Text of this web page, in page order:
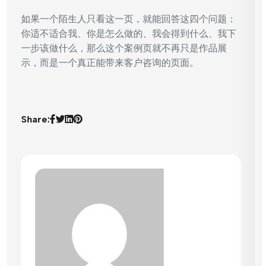
如果一个陌生人只看这一页，就能回答这四个问题：
你适不适合我、你是怎么做的、我会得到什么、我下
一步该做什么，那么这个案例页就不再只是作品展
示，而是一个真正能带来客户咨询的页面。
Share: